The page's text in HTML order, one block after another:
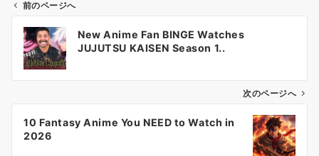
ビ
前のページへ
New Anime Fan BINGE Watches
JUJUTSU KAISEN Season 1..
次のページへ
10 Fantasy Anime You NEED to Watch in
2026